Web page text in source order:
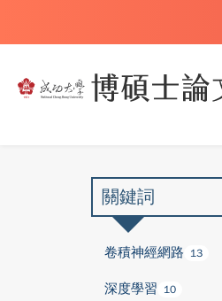
關鍵詞
卷積神經網路 13
深度學習 10